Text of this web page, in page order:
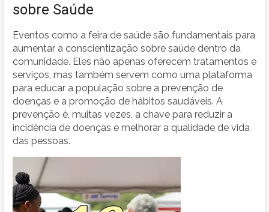
sobre Saúde
Eventos como a feira de saúde são fundamentais para
aumentar a conscientização sobre saúde dentro da
comunidade. Eles não apenas oferecem tratamentos e
serviços, mas também servem como uma plataforma
para educar a população sobre a prevenção de
doenças e a promoção de hábitos saudáveis. A
prevenção é, muitas vezes, a chave para reduzir a
incidência de doenças e melhorar a qualidade de vida
das pessoas.